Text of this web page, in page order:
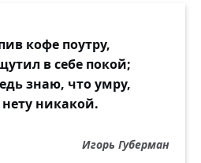
кофе поутру,
в себе покой;
знаю, что умру,
никакой.
Игорь Губерман